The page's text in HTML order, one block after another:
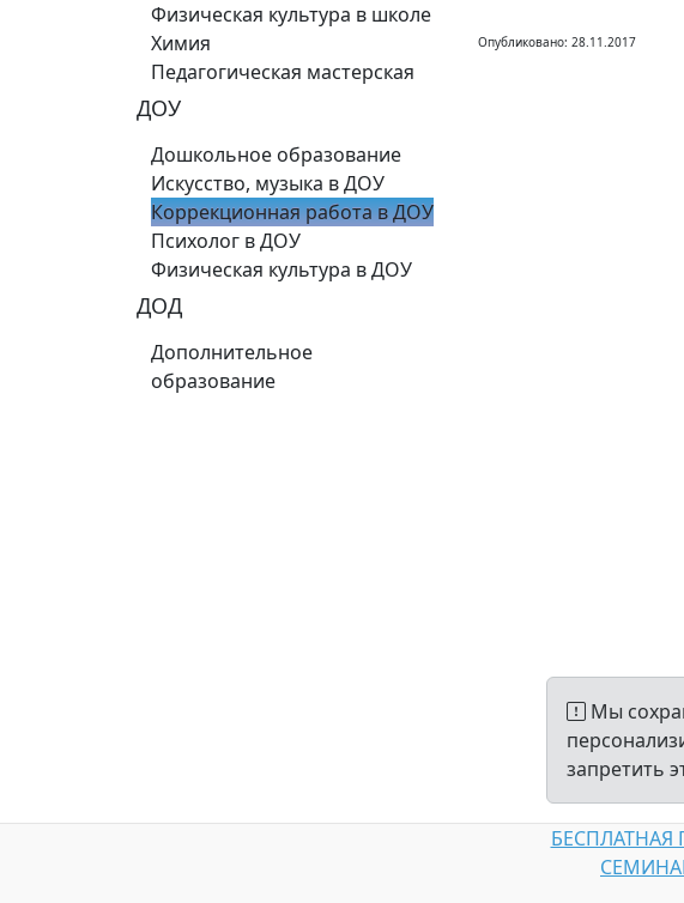
Физическая культура в школе
Химия
Педагогическая мастерская
ДОУ
Дошкольное образование
Искусство, музыка в ДОУ
Коррекционная работа в ДОУ
Психолог в ДОУ
Физическая культура в ДОУ
ДОД
Дополнительное
образование
Опубликовано: 28.11.2017
Мы
запретить
БЕСПЛАТНАЯ